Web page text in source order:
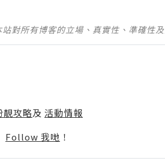
對所有博客的立場、真實性、準確性
靚攻略及 活動情報
Follow 我哋 ！